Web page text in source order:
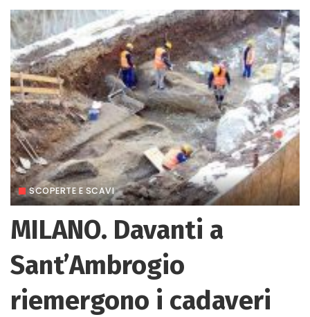
SCOPERTE E SCAVI
MILANO. Davanti a
Sant’Ambrogio
riemergono i cadaveri